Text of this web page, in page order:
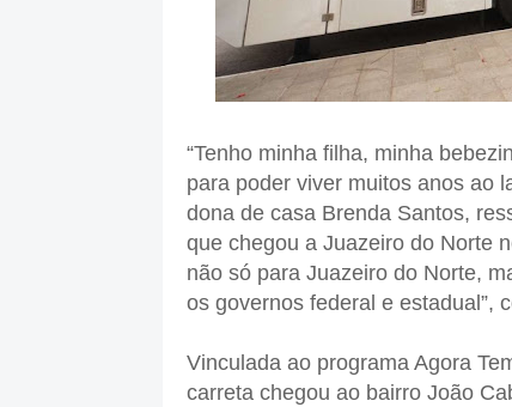
“Tenho minha filha, minha
para poder viver muitos anos ao
dona de casa Brenda Santos,
que chegou a Juazeiro do Norte
não só para Juazeiro do Norte,
os governos federal e estadual”,
Vinculada ao programa Agora
carreta chegou ao bairro João